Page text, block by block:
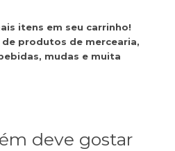
itens em seu carrinho!
produtos de mercearia,
mudas e muita
deve gostar